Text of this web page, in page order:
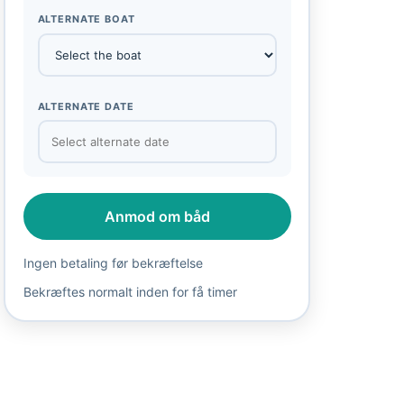
ALTERNATE BOAT
ALTERNATE DATE
Anmod om båd
Ingen betaling før bekræftelse
Bekræftes normalt inden for få timer